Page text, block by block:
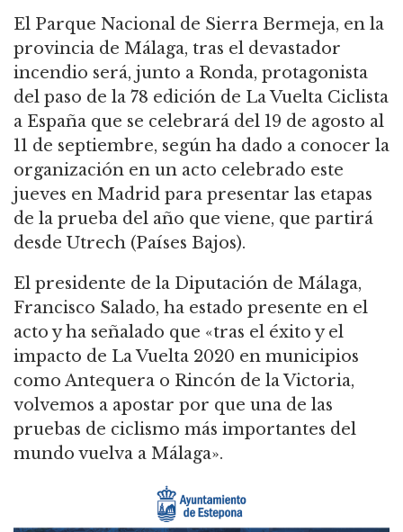
El Parque Nacional de Sierra Bermeja, en la
provincia de Málaga, tras el devastador
incendio será, junto a Ronda, protagonista
del paso de la 78 edición de La Vuelta Ciclista
a España que se celebrará del 19 de agosto al
11 de septiembre, según ha dado a conocer la
organización en un acto celebrado este
jueves en Madrid para presentar las etapas
de la prueba del año que viene, que partirá
desde Utrech (Países Bajos).
El presidente de la Diputación de Málaga,
Francisco Salado, ha estado presente en el
acto y ha señalado que «tras el éxito y el
impacto de La Vuelta 2020 en municipios
como Antequera o Rincón de la Victoria,
volvemos a apostar por que una de las
pruebas de ciclismo más importantes del
mundo vuelva a Málaga».